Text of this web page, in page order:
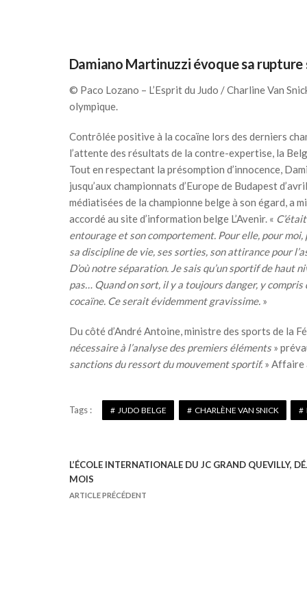
Damiano Martinuzzi évoque sa
© Paco Lozano – L’Esprit du Judo / Charline Van
olympique.
Contrôlée positive à la cocaïne lors des derniers
l’attente des résultats de la contre-expertise, la
Tout en respectant la présomption d’innocence,
jusqu’aux championnats d’Europe de Budapest
médiatisées de la championne belge à son égard, a
accordé au site d’information belge L’Avenir. «
entourage et son comportement. Pour elle, pour moi,
sa discipline de vie, ses sorties, son attirance pour
D’où notre séparation. Je sais qu’un sportif de haut
pas… Quand on sort, il y a toujours danger, y
cocaïne. Ce serait évidemment gravissime.»
Du côté d’André Antoine, ministre des sports de la
nécessaire à l’analyse des premiers éléments»
sanctions du ressort du mouvement sportif.» Affaire
Tags : JUDO BELGE CHARLÈNE VAN SNICK
N
a
L’ÉCOLE INTERNATIONALE DU JC GRAND QUEVILLY,
MOIS
ARTICLE PRÉCÉDENT